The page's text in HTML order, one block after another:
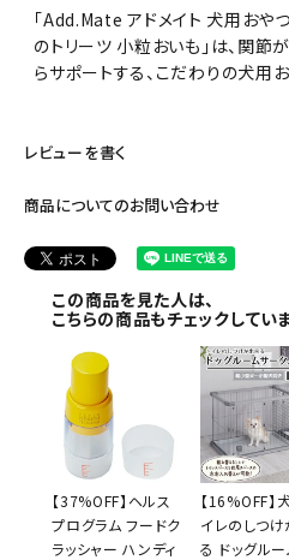
「Add.Mate アドメイト 犬用おや
のトリーツ 小粒おいも」は、関
らサポートする、こだわりの犬用お
レビューを書く
商品についてのお問い合わせ
この商品を見た人は、
こちらの商品もチェックしてい
【37%OFF】ヘルス
プログラム フードク
ラッシャー ハンディ
【16%OFF】
イレのしつ
る ドッグル